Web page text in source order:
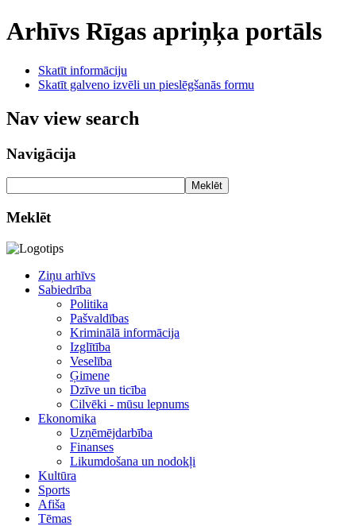
Arhīvs Rīgas apriņķa portāls
Skatīt informāciju
Skatīt galveno izvēli un pieslēgšanās formu
Nav view search
Navigācija
Meklēt
Meklēt
Ziņu arhīvs
Sabiedrība
Politika
Pašvaldības
Kriminālā informācija
Izglītība
Veselība
Ģimene
Dzīve un ticība
Cilvēki - mūsu lepnums
Ekonomika
Uzņēmējdarbība
Finanses
Likumdošana un nodokļi
Kultūra
Sports
Afiša
Tēmas